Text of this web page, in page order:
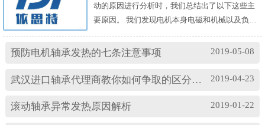
动的原因进行分析时，我们总结出了以下这些主
要原因。 我们发现电机本身电磁和机械以及负载
振动产生影响。其中造成温度过高的原因主要
松；(3)轴承与轴套配合过松；(4)润滑油有杂质；
损坏等。 另外，造成耐高温轴承出现异常振...
2019-05-08
预防电机轴承发热的七条注意事项
2019-04-23
武汉进口轴承代理商教你如何争取的区分高速轴承和低速轴承
2019-01-22
滚动轴承异常发热原因解析